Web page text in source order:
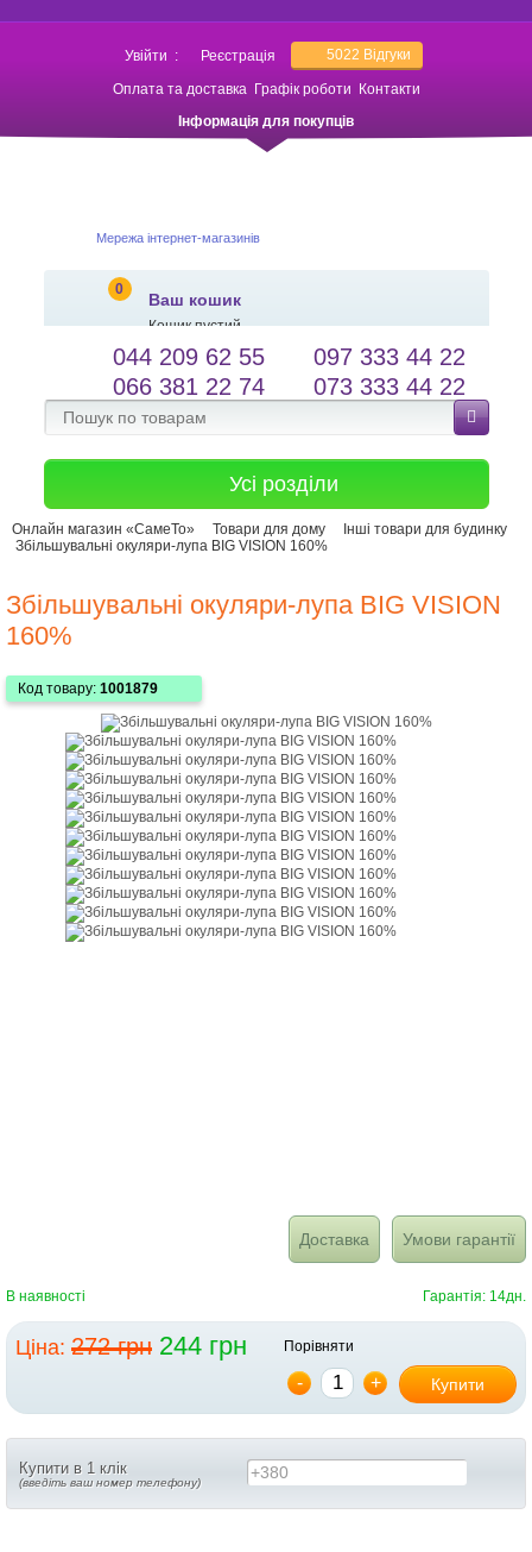
Увійти : Реєстрація 5022 Відгуки
Оплата та доставка Графік роботи
Контакти
Інформація для покупців
Мережа інтернет-магазинів
0
Ваш кошик
Кошик пустий
salessameto@gmail.com
Зворотній зв'язок
Мова сайту
044 209 62 55
097 333 44 22
066 381 22 74
073 333 44 22
Усі розділи
Онлайн магазин «СамеТо» Товари для дому
Інші товари для будинку
Збільшувальні окуляри-лупа BIG VISION 160%
Збільшувальні окуляри-лупа BIG VISION
160%
Код товару: 1001879
Доставка Умови гарантії
В наявності Гарантія: 14дн.
Ціна: 272 грн 244 грн Порівняти
- + Купити
Купити в 1 клік
(введіть ваш номер телефону) +380